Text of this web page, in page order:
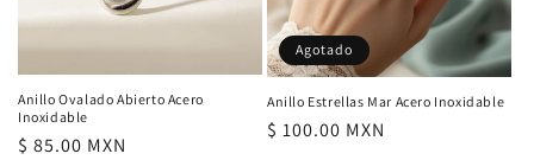
Anillo Ovalado Abierto Acero
Inoxidable
Precio
$ 85.00 MXN
Agotado
Anillo Estrellas Mar Acero Inoxidable
Precio
$ 100.00 MXN